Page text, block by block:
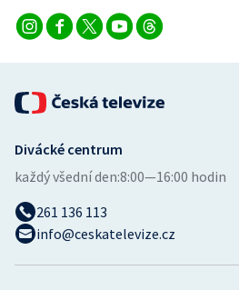
Divácké centrum
každý všední den:8:00—16:00 hodin
261 136 113
info@ceskatelevize.cz